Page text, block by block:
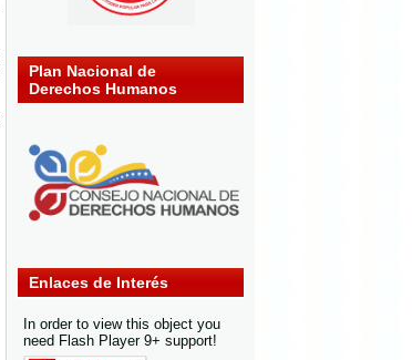
Plan Nacional de
Derechos Humanos
Enlaces de Interés
In order to view this object you
need Flash Player 9+ support!